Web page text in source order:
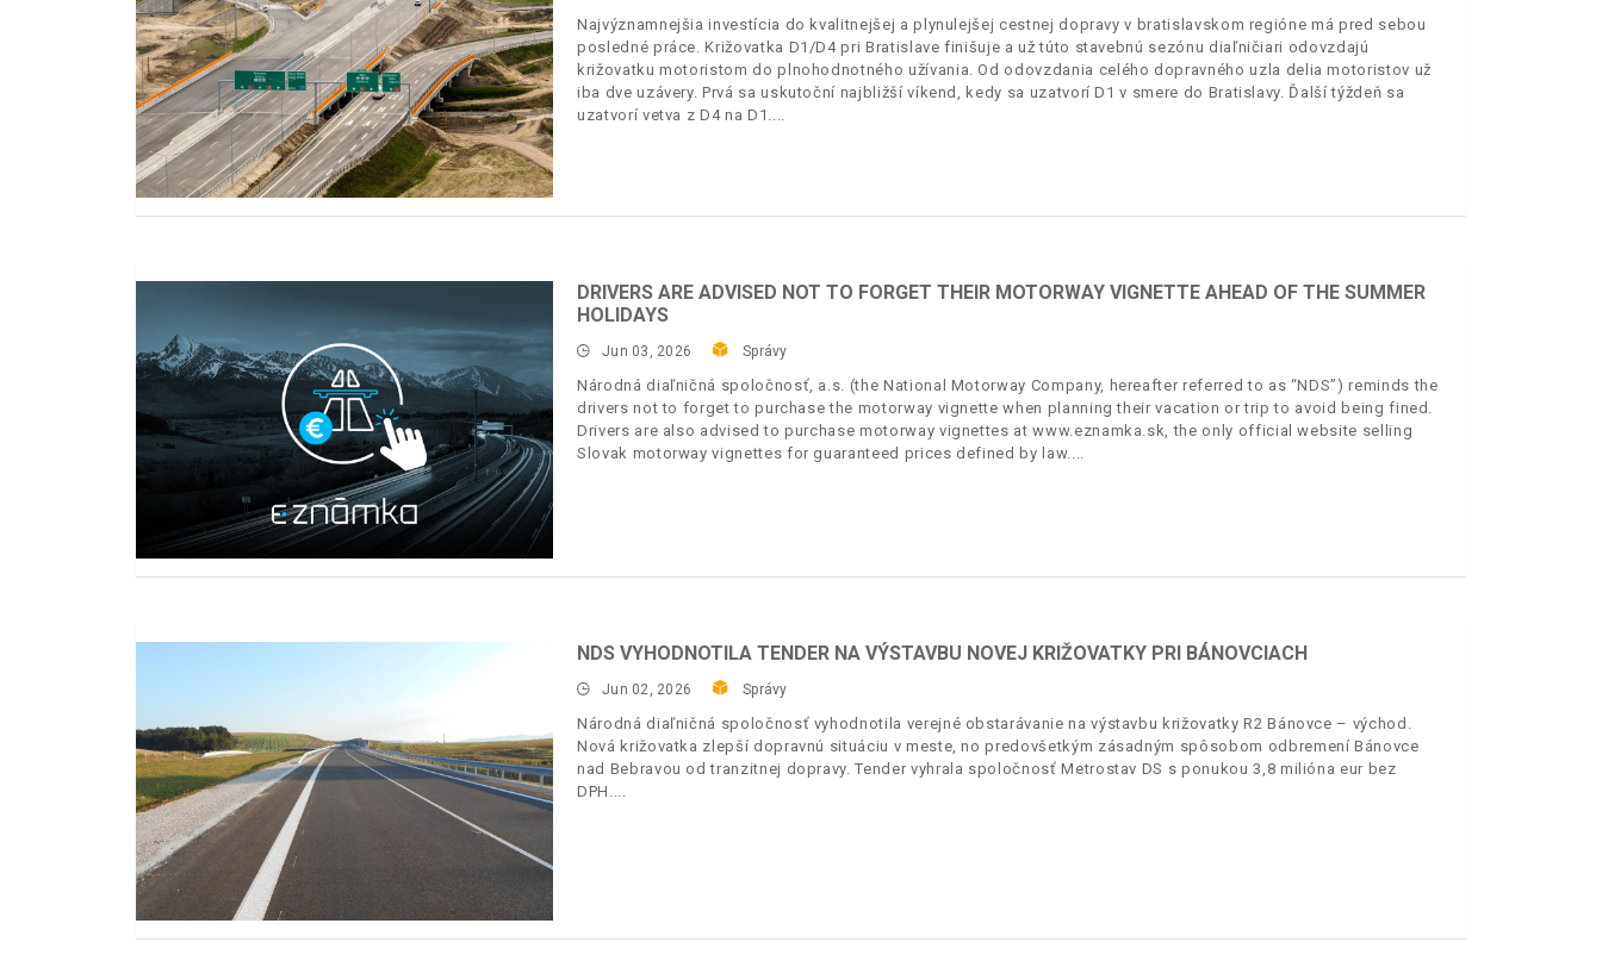
Najvýznamnejšia investícia do kvalitnejšej a plynulejšej cestnej dopravy v bratislavskom regióne má pred sebou
posledné práce. Križovatka D1/D4 pri Bratislave finišuje a už túto stavebnú sezónu diaľničiari odovzdajú
križovatku motoristom do plnohodnotného užívania. Od odovzdania celého dopravného uzla delia motoristov už
iba dve uzávery. Prvá sa uskutoční najbližší víkend, kedy sa uzatvorí D1 v smere do Bratislavy. Ďalší týždeň sa
uzatvorí vetva z D4 na D1.
DRIVERS ARE ADVISED NOT TO FORGET THEIR MOTORWAY VIGNETTE AHEAD OF THE SUMMER
HOLIDAYS
Jun 03, 2026 Správy
Národná diaľničná spoločnosť, a.s. (the National Motorway Company, hereafter referred to as “NDS”) reminds the
drivers not to forget to purchase the motorway vignette when planning their vacation or trip to avoid being fined.
Drivers are also advised to purchase motorway vignettes at www.eznamka.sk, the only official website selling
Slovak motorway vignettes for guaranteed prices defined by law.
NDS VYHODNOTILA TENDER NA VÝSTAVBU NOVEJ KRIŽOVATKY PRI BÁNOVCIACH
Jun 02, 2026 Správy
Národná diaľničná spoločnosť vyhodnotila verejné obstarávanie na výstavbu križovatky R2 Bánovce – východ.
Nová križovatka zlepší dopravnú situáciu v meste, no predovšetkým zásadným spôsobom odbremení Bánovce
nad Bebravou od tranzitnej dopravy. Tender vyhrala spoločnosť Metrostav DS s ponukou 3,8 milióna eur bez
DPH.